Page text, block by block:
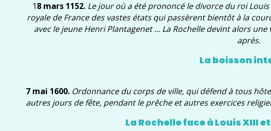
18 mars 1152. Le jour où a été prononcé le divorce du roi
royale de France des vastes états qui passèrent bientôt à la
avec le jeune Henri Plantagenet … La Rochelle devint alors
après.
La boisson
7 mai 1600. Ordonnance du corps de ville, qui défend à tous
autres jours de fête, pendant le prêche et autres exercices
La Rochelle face à Louis XIII